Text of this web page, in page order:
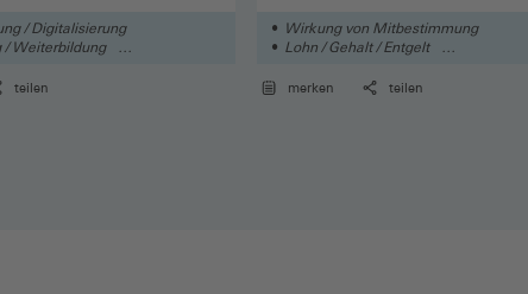
/ Digitalisierung
/ Weiterbildung
teilen
Wirkung von Mitbestimmung
Lohn / Gehalt / Entgelt
merken
teilen